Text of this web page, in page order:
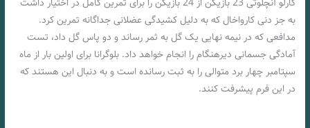
کارلو آنچلوتی 23 بازیکن از 24 بازیکن را برای تمرین کامل در اختیار داشت
به جز دنی کارواخال که به دلیل کشیدگی عضلانی جداگانه تمرین کرد.
مدافعی که در نیمه نهایی یک گل به ثمر رساند و دو پاس گل داد، تست
آمادگی جسمانی دیرهنگام را انجام خواهد داد. بلوگرانا برای اولین بار از ماه
سپتامبر چهار برد متوالی را به ثبت رسانده است و به دنبال این هستند که
در این فرم پیشرفت کنند.